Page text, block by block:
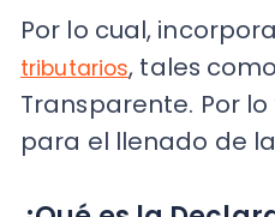
¿Qué es la
La Declaración Jurada
SII, la cual corresponde a
tributar con impuestos
LIR”.